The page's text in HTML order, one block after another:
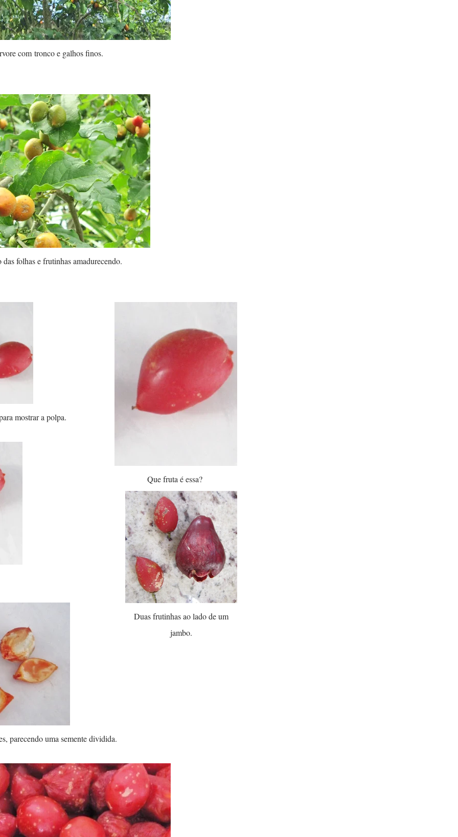
com tronco e galhos finos.
das folhas e frutinhas amadurecendo.
Que fruta é essa?
mostrar a polpa.
parecendo uma semente dividida.
Duas frutinhas ao lado de um
jambo.